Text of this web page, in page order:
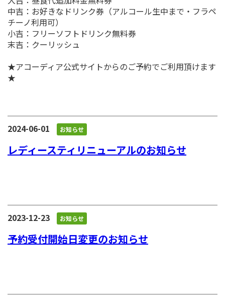
中吉：お好きなドリンク券（アルコール生中まで・フラペ
チーノ利用可）
小吉：フリーソフトドリンク無料券
末吉：クーリッシュ
★アコーディア公式サイトからのご予約でご利用頂けます
★
2024-06-01 お知らせ
レディースティリニューアルのお知らせ
2023-12-23 お知らせ
予約受付開始日変更のお知らせ